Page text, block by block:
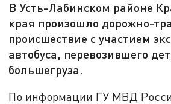
В Усть-Лабинском районе
края произошло дорожно-
происшествие с участием
автобуса, перевозившего
большегруза.
По информации ГУ МВД